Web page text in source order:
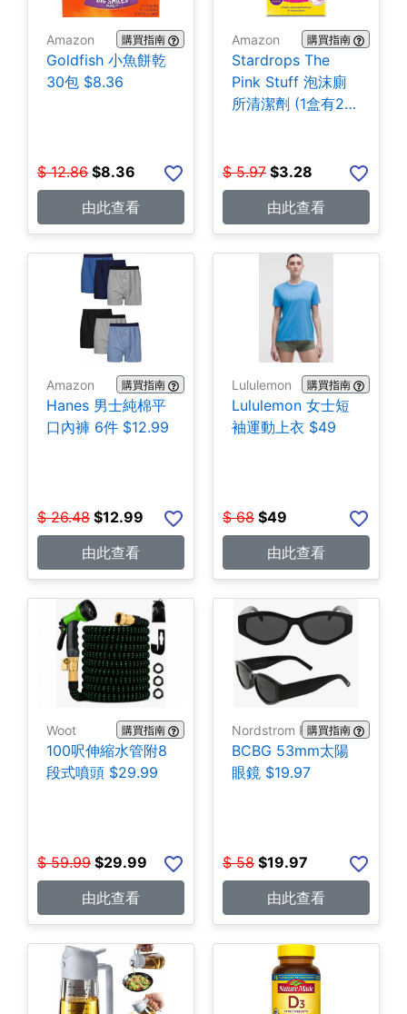
Amazon 購買指南
Goldfish 小魚餅乾
30包 $8.36
$ 12.86 $8.36
由此查看
Amazon 購買指南
Stardrops The
Pink Stuff 泡沫廁
所清潔劑 (1盒有2
$ 5.97 $3.28
由此查看
Amazon 購買指南
Hanes 男士純棉平
口內褲 6件 $12.99
$ 26.48 $12.99
由此查看
Lululemon 購買指南
Lululemon 女士短
袖運動上衣 $49
$ 68 $49
由此查看
Woot 購買指南
100呎伸縮水管附8
段式噴頭 $29.99
$ 59.99 $29.99
由此查看
Nordstrom Rack購買指南
BCBG 53mm太陽
眼鏡 $19.97
$ 58 $19.97
由此查看